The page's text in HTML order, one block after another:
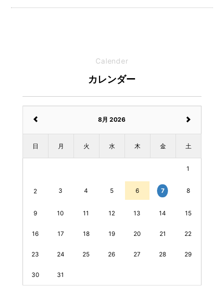
Calender
カレンダー
8月 2026
日 月 火 水 木 金 土
1
2 3 4 5 6 7 8
9 10 11 12 13 14 15
16 17 18 19 20 21 22
23 24 25 26 27 28 29
30 31